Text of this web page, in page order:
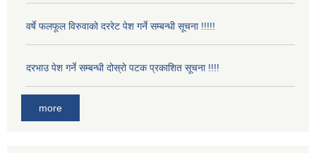
वर्षे फलफूल विरुवाको दररेट पेश गर्ने सम्बन्धी सूचना !!!!!
दरभाउ पेश गर्ने सम्बन्धी दोस्रो पटक प्रकाशित सूचना !!!!
more